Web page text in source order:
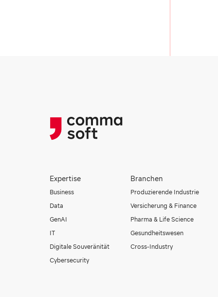
Expertise
Business
Data
GenAI
IT
Digitale Souveränität
Cybersecurity
Branchen
Produzierende Industrie
Versicherung & Finance
Pharma & Life Science
Gesundheitswesen
Cross-Industry